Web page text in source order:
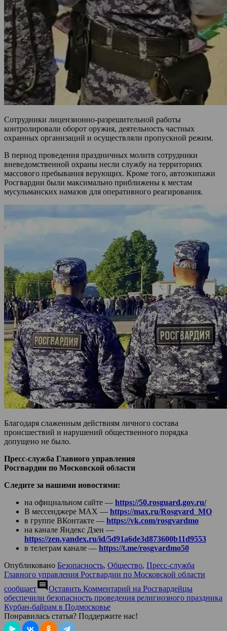
Сотрудники лицензионно-разрешительной работы
контролировали оборот оружия, деятельность частных
охранных организаций и осуществляли пропускной режим.
В период проведения праздничных молитв сотрудники
вневедомственной охраны несли службу на территориях
массового пребывания верующих. Кроме того, автоэкипажи
Росгвардии были максимально приближены к местам
мусульманских намазов для оперативного реагирования.
Благодаря слаженным действиям личного состава
происшествий и нарушений общественного порядка
допущено не было.
Пресс-служба Главного управления
Росгвардии по Московской области
Следите за нашими новостями:
на официальном сайте — https://50.rosguard.gov.ru/
В мессенджере МАХ — https://max.ru/Rosgvard_MO
в группе ВКонтакте — https://vk.com/rosgvardmo
на канале Яндекс Дзен —
https://zen.yandex.ru/id/5d91a6de3d873600b11d9553
в телеграм канале — https://t.me/rosgvardmo50
Опубликовано Безопасность, Общество, Пресс-служба
Главного управления Росгвардии по Московской области
сообщаетcomment Оставить Комментарий на Росгвардейцы
обеспечили безопасность проведения религиозного праздника
Курбан-байрам в Подмосковье
Понравилась статья? Поддержите нас!